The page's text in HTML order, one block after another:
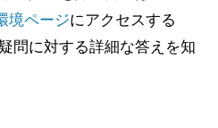
境ページにアクセスする
問に対する詳細な答えを知